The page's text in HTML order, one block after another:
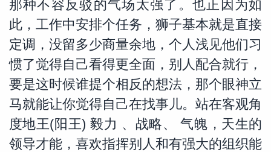
网
那种不容反驳的气场太强了。也正因为如
此，工作中安排个任务，狮子基本就是直接
定调，没留多少商量余地，个人浅见他们习
惯了觉得自己看得更全面，别人配合就行，
要是这时候谁提个相反的想法，那个眼神立
马就能让你觉得自己在找事儿。站在客观角
度地王(阳王) 毅力 、战略、 气魄，天生的
领导才能，喜欢指挥别人和有强大的组织能